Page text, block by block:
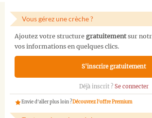
Vous gérez une crèche ?
Ajoutez votre structure gratuitementsur
vos informations en quelques clics.
S'inscrire gratuitement
Déjà inscrit ? Se connecter
Envie d'aller plus loin ?Découvrez l'offre Premium